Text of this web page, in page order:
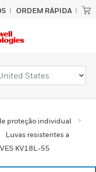
ORDEM RÁPIDA
proteção individual
Luvas resistentes a
KV18L-55